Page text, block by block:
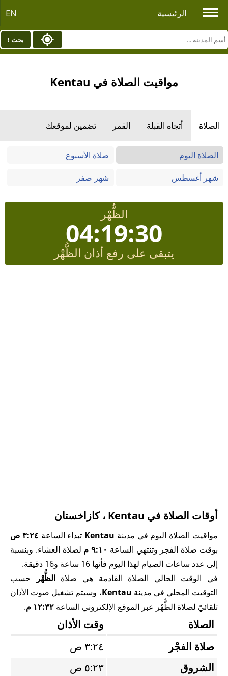
الرئيسية EN
بحث !
مواقيت الصلاة في Kentau
الصلاة أتجاه القبلة القمر تضمين لموقعك
الصلاة اليوم
صلاة الأسبوع
شهر أغسطس
شهر صفر
الظُّهْر
04:19:29
يتبقى على رفع أذان الظُّهْر
أوقات الصلاة في Kentau ، كازاخستان
مواقيت الصلاة اليوم في مدينة Kentau تبداء الساعة ٣:٢٤ ص
بوقت صلاة الفجر وتنتهي الساعة ٩:١٠ م
لصلاة العشاء. وبنسبة
إلى عدد ساعات الصيام لهذا اليوم فأنها 16 ساعة و16 دقيقة.
في الوقت الحالي الصلاة القادمة هي صلاةالظُّهْر
حسب
التوقيت المحلي في مدينة Kentau، وسيتم تشغيل صوت الأذان
تلقائيً لصلاة الظُّهْر عبر الموقع الإلكتروني الساعة ١٢:٣٢ م .
الصلاة
وقت الأذان
صلاة الفجْر
٣:٢٤ ص
الشروق
٥:٢٣ ص